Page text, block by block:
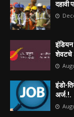
दहावी
इंडियन
शेवटचे
इंडो-
अर्ज.!.